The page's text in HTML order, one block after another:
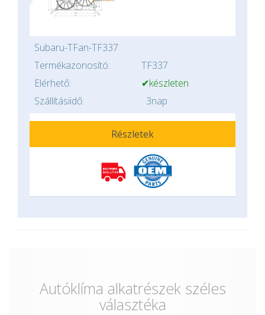
Subaru-TFan-TF337
Termékazonosító:
TF337
Elérhető:
✔készleten
Szállításiidő:
3nap
Részletek
Autóklíma alkatrészek széles
választéka